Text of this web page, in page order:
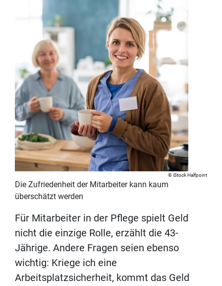
iStock Halfpoint
Die Zufriedenheit der Mitarbeiter kann kaum
überschätzt werden
Für Mitarbeiter in der Pflege spielt Geld
nicht die einzige Rolle, erzählt die 43-
Jährige. Andere Fragen seien ebenso
wichtig: Kriege ich eine
Arbeitsplatzsicherheit, kommt das Geld